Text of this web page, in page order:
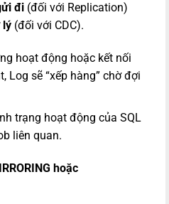
đi (đối với Replication)
lý (đối với CDC).
hoạt động hoặc kết nối
Log sẽ “xếp hàng” chờ đợi
trạng hoạt động của SQL
liên quan.
hoặc